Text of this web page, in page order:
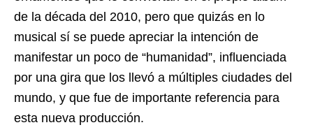
de la década del 2010, pero que quizás en lo
musical sí se puede apreciar la intención de
manifestar un poco de “humanidad”, influenciada
por una gira que los llevó a múltiples ciudades del
mundo, y que fue de importante referencia para
esta nueva producción.